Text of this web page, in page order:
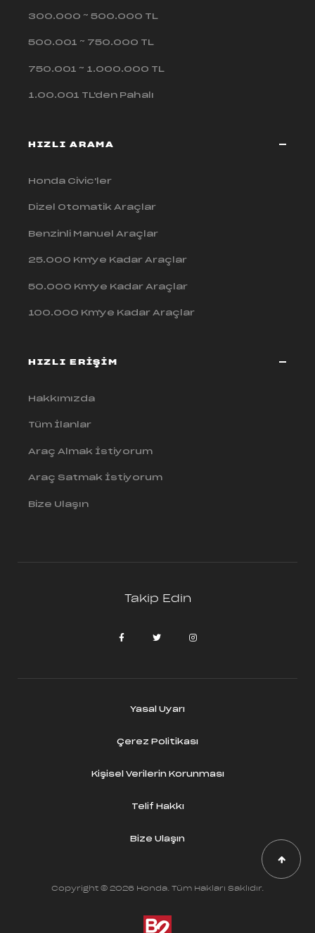
300.000 ~ 500.000 TL
500.001 ~ 750.000 TL
750.001 ~ 1.000.000 TL
1.00.001 TL'den Pahalı
HIZLI ARAMA
Honda Civic'ler
Dizel Otomatik Araçlar
Benzinli Manuel Araçlar
25.000 Km'ye Kadar Araçlar
50.000 Km'ye Kadar Araçlar
100.000 Km'ye Kadar Araçlar
HIZLI ERİŞİM
Hakkımızda
Tüm İlanlar
Araç Almak İstiyorum
Araç Satmak İstiyorum
Bize Ulaşın
Yasal Uyarı
Çerez Politikası
Kişisel Verilerin Korunması
Telif Hakkı
Bize Ulaşın
Copyright © 2026 Honda. Tüm Hakları Saklıdır.
Takip Edin